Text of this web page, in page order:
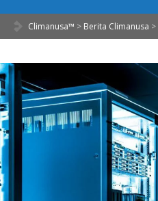
Climanusa™ > Berita Climanusa >